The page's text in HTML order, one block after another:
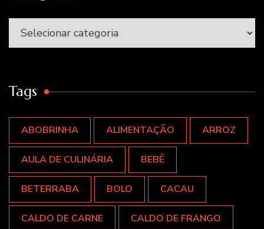
Categorias
Tags
ABOBRINHA ALIMENTAÇÃO ARROZ
AULA DE CULINÁRIA BEBÊ
BETERRABA BOLO CACAU
CALDO DE CARNE CALDO DE FRANGO